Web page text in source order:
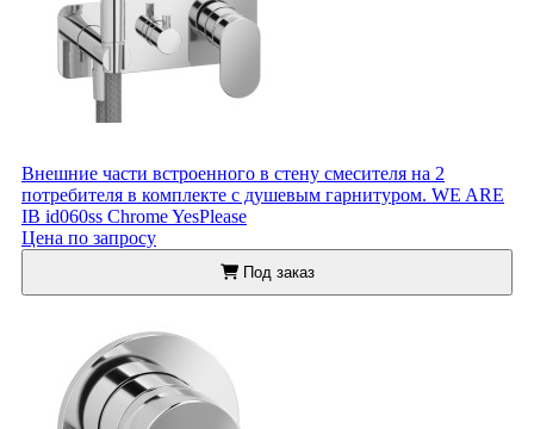
Внешние части встроенного в стену смесителя на 2
потребителя в комплекте с душевым гарнитуром. WE ARE
IB id060ss Chrome YesPlease
Цена по запросу
Под заказ